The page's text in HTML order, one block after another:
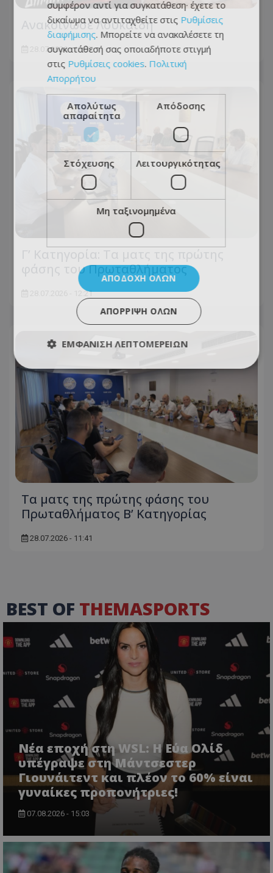
Ανακοίνωσε Λουκαΐδη
28.07.2026 - 13:07
φάσης του Πρωταθλήματος
28.07.2026 - 12:21
Τα ματς της πρώτης φάσης του
Πρωταθλήματος Β’ Κατηγορίας
28.07.2026 - 11:41
BEST OF THEMASPORTS
Νέα εποχή στη WSL: Η Εύα Ολίδ
υπέγραψε στη Μάντσεστερ
Γιουνάιτεντ και πλέον το 60% είναι
γυναίκες προπονήτριες!
07.08.2026 - 15:03
συμφέρον αντί για συγκατάθεση· έχετε το
δικαίωμα να αντιταχθείτε στις Ρυθμίσεις
διαφήμισης. Μπορείτε να ανακαλέσετε τη
συγκατάθεσή σας οποιαδήποτε στιγμή
στις Ρυθμίσεις cookies. Πολιτική
Απορρήτου
Απολύτως
απαραίτητα
Απόδοσης
Στόχευσης Λειτουργικότητας
Μη ταξινομημένα
ΑΠΟΔΟΧΉ ΌΛΩΝ
ΑΠΌΡΡΙΨΗ ΌΛΩΝ
ΕΜΦΆΝΙΣΗ ΛΕΠΤΟΜΕΡΕΙΏΝ